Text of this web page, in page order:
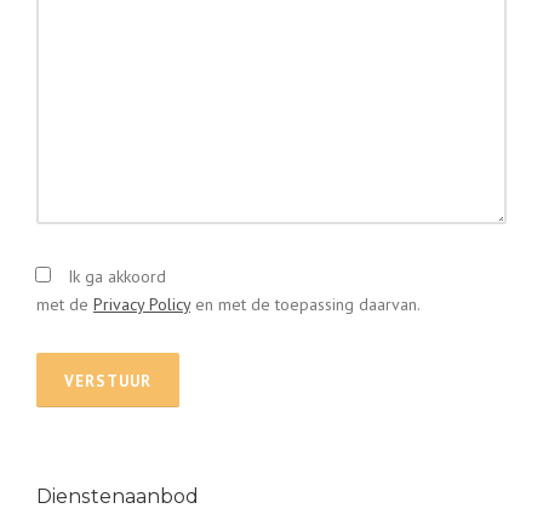
Ik ga akkoord
met de Privacy Policyen met de toepassing daarvan.
Dienstenaanbod